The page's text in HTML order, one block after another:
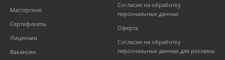
Мастерские
Сертификаты
Лицензии
Вакансии
Согласие на обработку
персональных данных
Оферта
Согласие на обработку
персональных данных для рекламы